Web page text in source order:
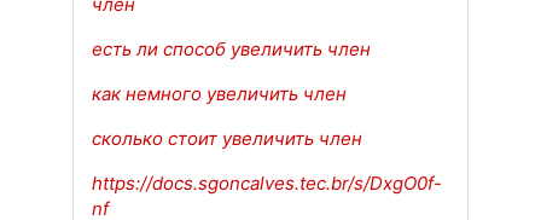
есть ли способ увеличить член
как немного увеличить член
сколько стоит увеличить член
https://docs.sgoncalves.tec.br/s/DxgO0f-
nf